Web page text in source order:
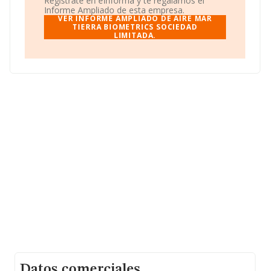
En relación con el sector y disponiendo de los datos de
hasta 9.225 empresas, en el ámbito nacional la
facturación alcanza la cifra de 19.481 millones de euros
y el promedio de la facturación de ventas entre todas
relación con la información de la provincia de Valencia,
Informe Ampliado de esta empresa.
VER INFORME AMPLIADO DE AIRE MAR
TIERRA BIOMETRICS SOCIEDAD
LIMITADA.